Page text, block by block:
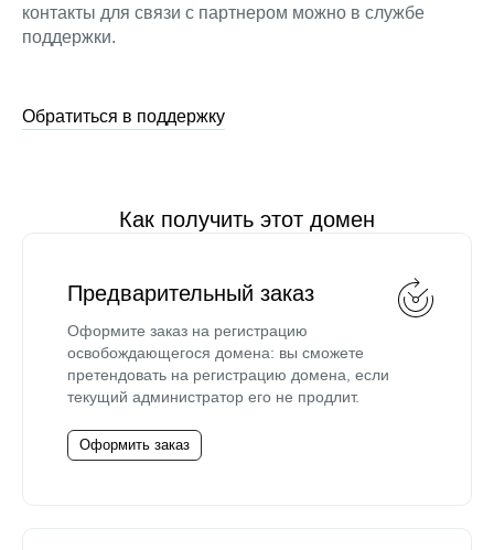
контакты для связи с партнером можно в службе
поддержки.
Обратиться в поддержку
Как получить этот домен
Предварительный заказ
Оформите заказ на регистрацию
освобождающегося домена: вы сможете
претендовать на регистрацию домена, если
текущий администратор его не продлит.
Оформить заказ